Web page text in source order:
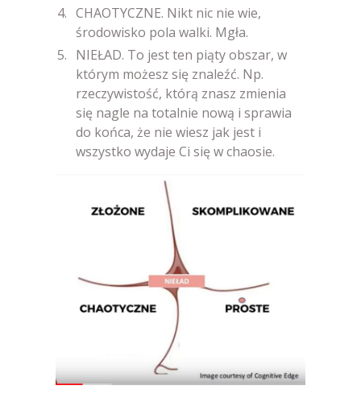
CHAOTYCZNE. Nikt nic nie wie,
środowisko pola walki. Mgła.
NIEŁAD. To jest ten piąty obszar, w
którym możesz się znaleźć. Np.
rzeczywistość, którą znasz zmienia
się nagle na totalnie nową i sprawia
do końca, że nie wiesz jak jest i
wszystko wydaje Ci się w chaosie.